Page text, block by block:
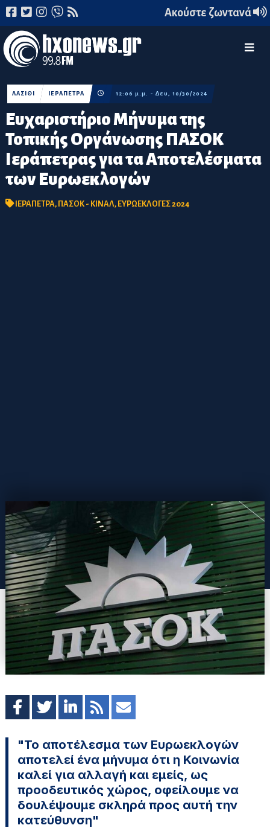
Ακούστε ζωντανά
Ευχαριστήριο Μήνυμα της
Τοπικής Οργάνωσης ΠΑΣΟΚ
Ιεράπετρας για τα Αποτελέσματα
των Ευρωεκλογών
ΛΑΣΙΘΙ ΙΕΡΑΠΕΤΡΑ 12:06 μ.μ. - Δευ, 10/30/2024
ΙΕΡΑΠΕΤΡΑ, ΠΑΣΟΚ - ΚΙΝΑΛ, ΕΥΡΩΕΚΛΟΓΕΣ 2024
"Το αποτέλεσμα των Ευρωεκλογών
αποτελεί ένα μήνυμα ότι η Κοινωνία
καλεί για αλλαγή και εμείς, ως
προοδευτικός χώρος, οφείλουμε να
δουλέψουμε σκληρά προς αυτή την
κατεύθυνση"